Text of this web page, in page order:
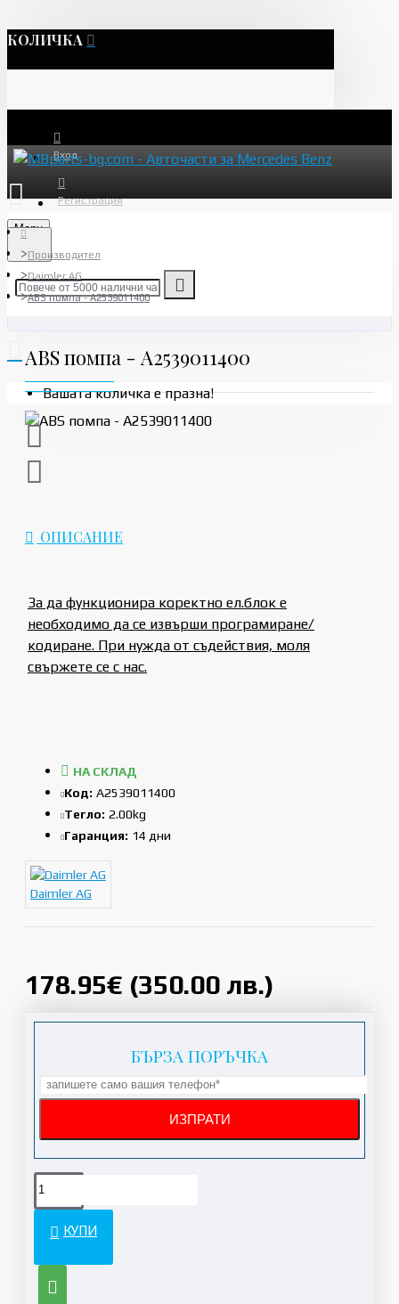
КОЛИЧКА
Вход
Регистрация
Menu
Вашата количка е празна!
Производител
Daimler AG
ABS помпа - A2539011400
ABS помпа - A2539011400
ОПИСАНИЕ
За да функционира коректно ел.блок е
необходимо да се извърши програмиране/
кодиране. При нужда от съдействия, моля
свържете се с нас.
178.95€ (350.00 лв.)
НА СКЛАД
Код: A2539011400
Тегло: 2.00kg
Гаранция: 14 дни
Daimler AG
БЪРЗА ПОРЪЧКА
КУПИ